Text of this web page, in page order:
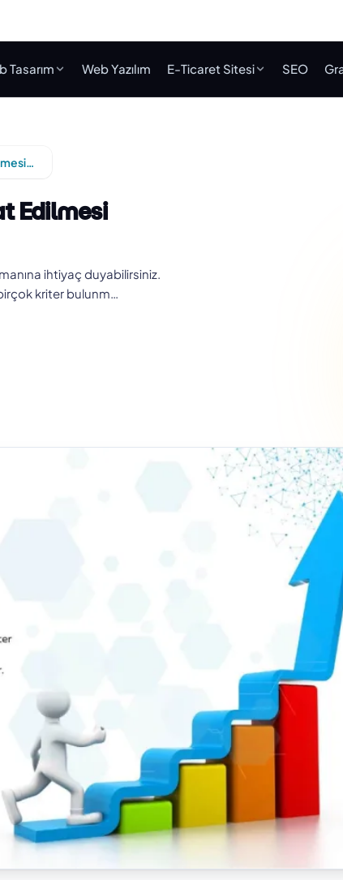
Tasarım Web Yazılım E-Ticaret Sitesi SEO
Adana SEO Uzmanı Seçerken Dikkat Edilmesi Gerekenler
Edilmesi
ihtiyaç duyabilirsiniz.
kriter bulunm…